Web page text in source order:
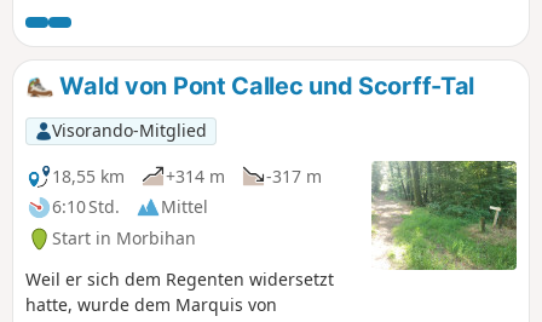
Vélo-Parc von Plouay.
Wald von Pont Callec und Scorff-Tal
Visorando-Mitglied
18,55 km
+314 m
-317 m
6:10 Std.
Mittel
Start in Morbihan
Weil er sich dem Regenten widersetzt
hatte, wurde dem Marquis von